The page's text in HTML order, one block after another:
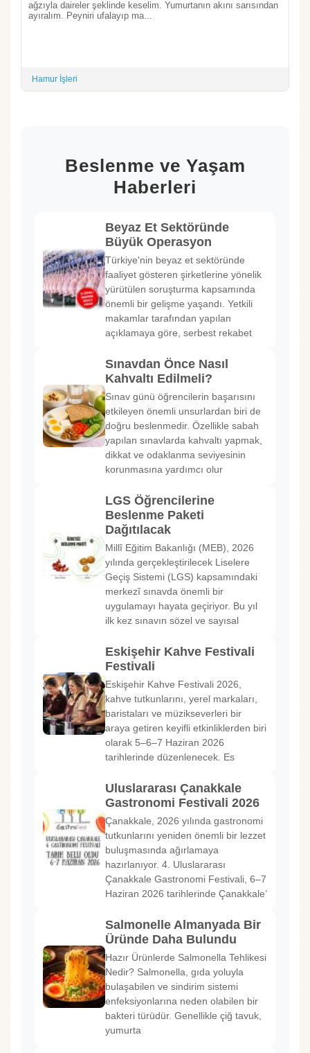
ağzıyla daireler şeklinde keselim. Yumurtanın akını sarısından
ayıralım. Peyniri ufalayıp ma...
Hamur İşleri
Beslenme ve Yaşam
Haberleri
Beyaz Et Sektöründe
Büyük Operasyon
Türkiye'nin beyaz et sektöründe
faaliyet gösteren şirketlerine yönelik
yürütülen soruşturma kapsamında
önemli bir gelişme yaşandı. Yetkili
makamlar tarafından yapılan
açıklamaya göre, serbest rekabet
Sınavdan Önce Nasıl
Kahvaltı Edilmeli?
Sınav günü öğrencilerin başarısını
etkileyen önemli unsurlardan biri de
doğru beslenmedir. Özellikle sabah
yapılan sınavlarda kahvaltı yapmak,
dikkat ve odaklanma seviyesinin
korunmasına yardımcı olur
LGS Öğrencilerine
Beslenme Paketi
Dağıtılacak
Millî Eğitim Bakanlığı (MEB), 2026
yılında gerçekleştirilecek Liselere
Geçiş Sistemi (LGS) kapsamındaki
merkezî sınavda önemli bir
uygulamayı hayata geçiriyor. Bu yıl
ilk kez sınavın sözel ve sayısal
Eskişehir Kahve Festivali
Festivali
Eskişehir Kahve Festivali 2026,
kahve tutkunlarını, yerel markaları,
baristaları ve müzikseverleri bir
araya getiren keyifli etkinliklerden biri
olarak 5–6–7 Haziran 2026
tarihlerinde düzenlenecek. Es
Uluslararası Çanakkale
Gastronomi Festivali 2026
Çanakkale, 2026 yılında gastronomi
tutkunlarını yeniden önemli bir lezzet
buluşmasında ağırlamaya
hazırlanıyor. 4. Uluslararası
Çanakkale Gastronomi Festivali, 6–7
Haziran 2026 tarihlerinde Çanakkale’
Salmonelle Almanyada Bir
Üründe Daha Bulundu
Hazır Ürünlerde Salmonella Tehlikesi
Nedir? Salmonella, gıda yoluyla
bulaşabilen ve sindirim sistemi
enfeksiyonlarına neden olabilen bir
bakteri türüdür. Genellikle çiğ tavuk,
yumurta